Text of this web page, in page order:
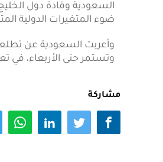
السعودية وقادة دول
ضوء المتغيرات الدولية
وأعربت السعودية عن
وتستمر حتى الأربعاء، في
مشاركة